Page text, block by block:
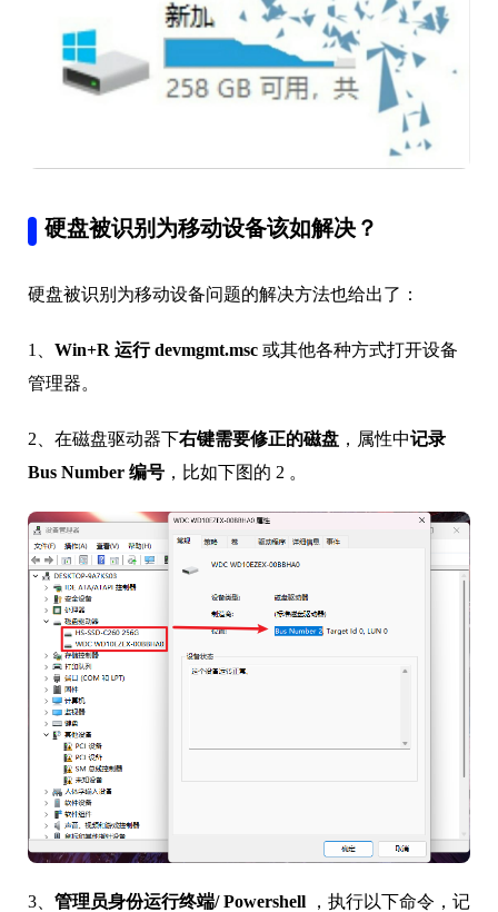
硬盘被识别为移动设备该如解决？
硬盘被识别为移动设备问题的解决方法也给出了：
1、 Win+R 运行 devmgmt.msc 或其他各种方式打开设备
管理器。
2、在磁盘驱动器下右键需要修正的磁盘 ，属性中记录
Bus Number 编号 ，比如下图的 2 。
3、 管理员身份运行终端/ Powershell ，执行以下命令，记